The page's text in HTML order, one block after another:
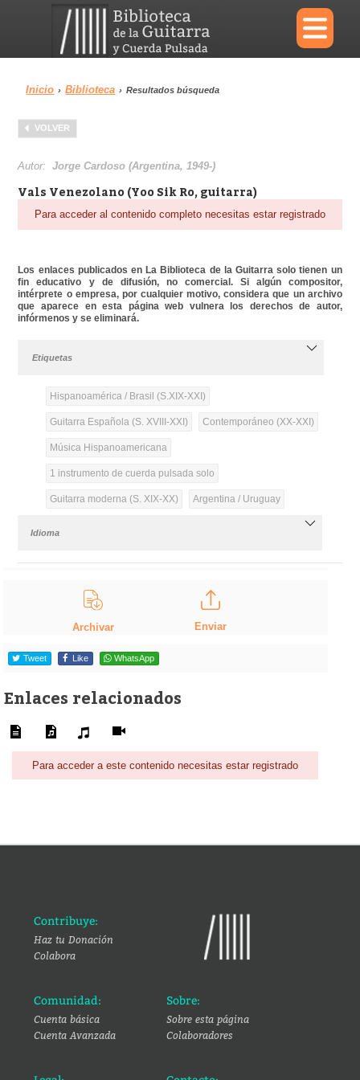
×
Menu
Biblioteca
Inicio › Biblioteca › Resultados búsqueda
VOLVER
Autor:Jorge Cardoso (Argentina, 1949-)
Vals Venezolano (Yoo Sik Ro, guitarra)
Para acceder al contenido completo necesitas estar registrado
Los enlaces publicados en La Biblioteca de la Guitarra solo tienen un
fin educativo y de difusión, no comercial. Si algún compositor,
intérprete o empresa, por cualquier motivo, considera que un archivo
que aparece en esta página web vulnera los derechos de autor,
infórmenos y se eliminará.
Etiquetas
Hispanoamérica / Brasil (S.XIX-XXI)
Guitarra Española (S. XVIII-XXI) Contemporáneo (XX-XXI)
Música Hispanoamericana
1 instrumento de cuerda pulsada solo
Guitarra moderna (S. XIX-XX) Argentina / Uruguay
Idioma
Archivar Enviar
Tweet Like WhatsApp
Enlaces relacionados
Para acceder a este contenido necesitas estar registrado
Contribuye:
Haz tu Donación
Colabora
Comunidad:
Cuenta básica
Cuenta Avanzada
Sobre:
Sobre esta página
Colaboradores